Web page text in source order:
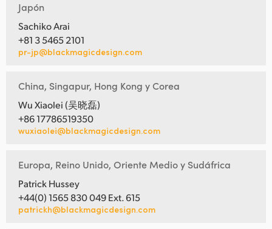
Japón
Sachiko Arai
+81 3 5465 2101
pr-jp@blackmagicdesign.com
China, Singapur, Hong Kong y Corea
Wu Xiaolei (吴晓磊)
+86 17786519350
wuxiaolei@blackmagicdesign.com
Europa, Reino Unido, Oriente Medio y Sudáfrica
Patrick Hussey
+44(0) 1565 830 049 Ext. 615
patrickh@blackmagicdesign.com